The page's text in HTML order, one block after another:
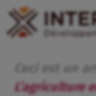
Ceci est un
L’agriculture